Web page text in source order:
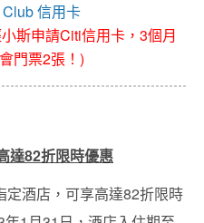
信用卡
斯申請Citi信用卡，3個月
門票2張！)
達82折限時優惠
定酒店，可享高達82折限時